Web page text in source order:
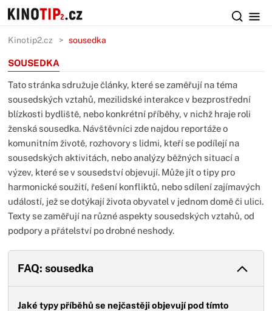
Kinotip2.cz sousedka
SOUSEDKA
Tato stránka sdružuje články, které se zaměřují na téma
sousedských vztahů, mezilidské interakce v bezprostřední
blízkosti bydliště, nebo konkrétní příběhy, v nichž hraje roli
ženská sousedka. Návštěvníci zde najdou reportáže o
komunitním životě, rozhovory s lidmi, kteří se podílejí na
sousedských aktivitách, nebo analýzy běžných situací a
výzev, které se v sousedství objevují. Může jít o tipy pro
harmonické soužití, řešení konfliktů, nebo sdílení zajímavých
událostí, jež se dotýkají života obyvatel v jednom domě či ulici.
Texty se zaměřují na různé aspekty sousedských vztahů, od
podpory a přátelství po drobné neshody.
FAQ: sousedka
Jaké typy příběhů se nejčastěji objevují pod tímto